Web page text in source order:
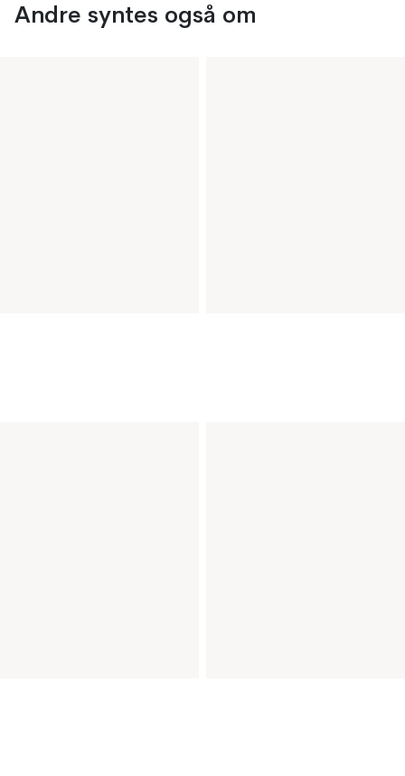
Andre syntes også om